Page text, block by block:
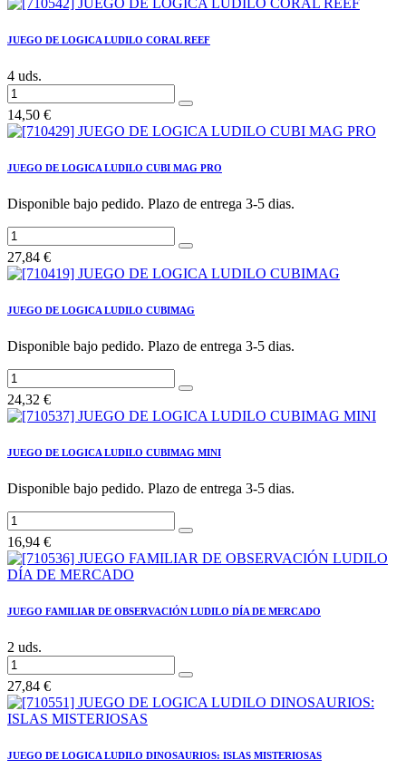
JUEGO DE LOGICA LUDILO CORAL REEF
4 uds.
14,50 €
JUEGO DE LOGICA LUDILO CUBI MAG PRO
Disponible bajo pedido. Plazo de entrega 3-5 dias.
27,84 €
JUEGO DE LOGICA LUDILO CUBIMAG
Disponible bajo pedido. Plazo de entrega 3-5 dias.
24,32 €
JUEGO DE LOGICA LUDILO CUBIMAG MINI
Disponible bajo pedido. Plazo de entrega 3-5 dias.
16,94 €
JUEGO FAMILIAR DE OBSERVACIÓN LUDILO DÍA DE MERCADO
2 uds.
27,84 €
JUEGO DE LOGICA LUDILO DINOSAURIOS: ISLAS MISTERIOSAS